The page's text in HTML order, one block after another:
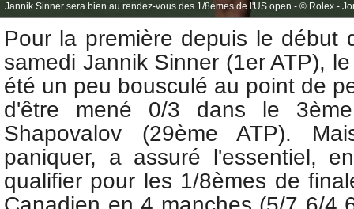
Jannik Sinner sera bien au rendez-vous des 1/8èmes de l'US open - © Rolex -
Pour la première depuis le début
samedi Jannik Sinner (1er ATP),
été un peu bousculé au point de
d'être mené 0/3 dans le
Shapovalov (29ème ATP).
paniquer, a assuré l'essentiel,
qualifier pour les 1/8èmes de